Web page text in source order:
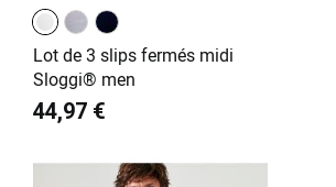
Lot de 3 slips fermés midi
Sloggi® men
44,97 €